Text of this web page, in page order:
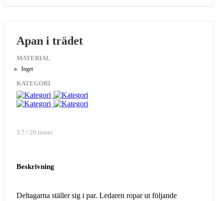
Apan i trädet
MATERIAL
Inget
KATEGORI
3.7 / 20 röster
Beskrivning
Deltagarna ställer sig i par. Ledaren ropar ut följande